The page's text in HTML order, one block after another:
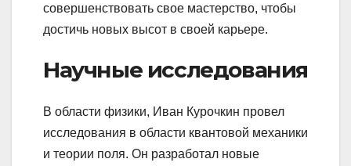
совершенствовать свое мастерство, чтобы
достичь новых высот в своей карьере.
Научные исследования
В области физики, Иван Курочкин провел
исследования в области квантовой механики
и теории поля. Он разработал новые